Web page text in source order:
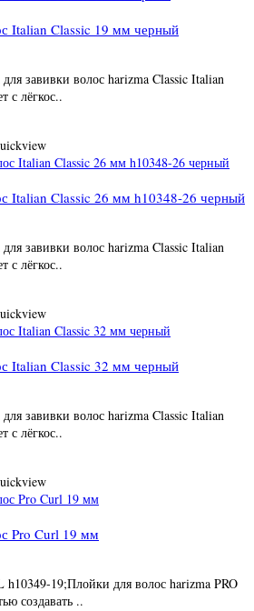
Italian Classic 19 мм черный
завивки волос harizma Classic Italian
с лёгкос..
Italian Classic 26 мм h10348-26 черный
завивки волос harizma Classic Italian
с лёгкос..
Italian Classic 32 мм черный
завивки волос harizma Classic Italian
с лёгкос..
Pro Curl 19 мм
h10349-19;Плойки для волос harizma PRO
создавать ..